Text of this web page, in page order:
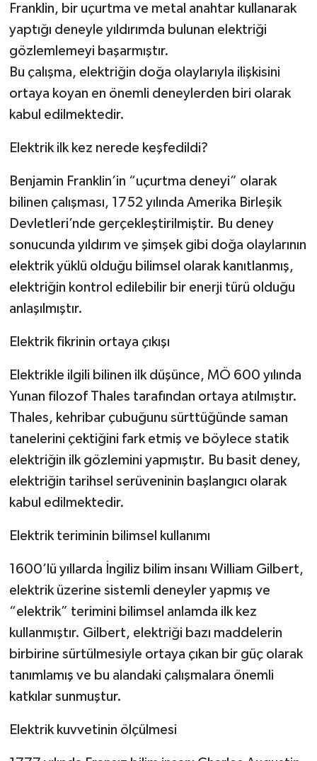
Franklin, bir uçurtma ve metal anahtar kullanarak
yaptığı deneyle yıldırımda bulunan elektriği
gözlemlemeyi başarmıştır.
Bu çalışma, elektriğin doğa olaylarıyla ilişkisini
ortaya koyan en önemli deneylerden biri olarak
kabul edilmektedir.
Elektrik ilk kez nerede keşfedildi?
Benjamin Franklin’in “uçurtma deneyi” olarak
bilinen çalışması, 1752 yılında Amerika Birleşik
Devletleri’nde gerçekleştirilmiştir. Bu deney
sonucunda yıldırım ve şimşek gibi doğa olaylarının
elektrik yüklü olduğu bilimsel olarak kanıtlanmış,
elektriğin kontrol edilebilir bir enerji türü olduğu
anlaşılmıştır.
Elektrik fikrinin ortaya çıkışı
Elektrikle ilgili bilinen ilk düşünce, MÖ 600 yılında
Yunan filozof Thales tarafından ortaya atılmıştır.
Thales, kehribar çubuğunu sürttüğünde saman
tanelerini çektiğini fark etmiş ve böylece statik
elektriğin ilk gözlemini yapmıştır. Bu basit deney,
elektriğin tarihsel serüveninin başlangıcı olarak
kabul edilmektedir.
Elektrik teriminin bilimsel kullanımı
1600’lü yıllarda İngiliz bilim insanı William Gilbert,
elektrik üzerine sistemli deneyler yapmış ve
“elektrik” terimini bilimsel anlamda ilk kez
kullanmıştır. Gilbert, elektriği bazı maddelerin
birbirine sürtülmesiyle ortaya çıkan bir güç olarak
tanımlamış ve bu alandaki çalışmalara önemli
katkılar sunmuştur.
Elektrik kuvvetinin ölçülmesi